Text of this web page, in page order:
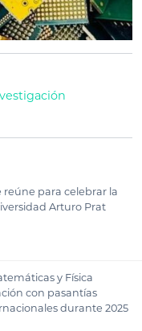
reúne para celebrar la
Arturo Prat
y Física
con pasantías
durante 2025